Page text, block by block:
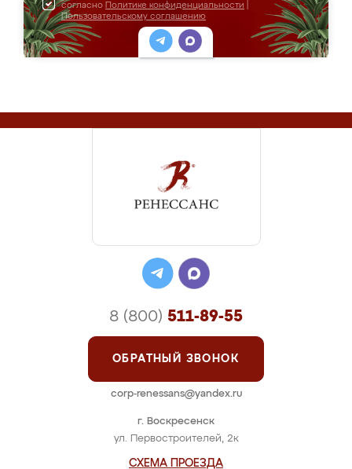
согласно Политике конфиденциальности
Пользовательскому соглашению
г. Воскресенск
ул. Первостроителей, 2к
СХЕМА ПРОЕЗДА
8 (800) 511-89-55
ОБРАТНЫЙ ЗВОНОК
corp-renessans@yandex.ru